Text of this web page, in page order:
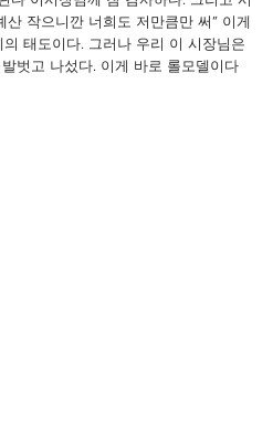
산 작으니깐 너희도 저만큼만 써” 이게
태도이다. 그러나 우리 이 시장님은
벗고 나섰다. 이게 바로 롤모델이다